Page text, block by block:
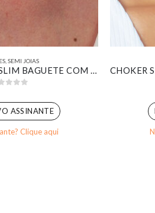
SEMI JOIAS
CHOKER RIVIERA SLIM BAGUETE COM PINGENTE DE CORAÇÃO LISO BANHADO EM OURO 18K
ASSINANTE
Clique aqui